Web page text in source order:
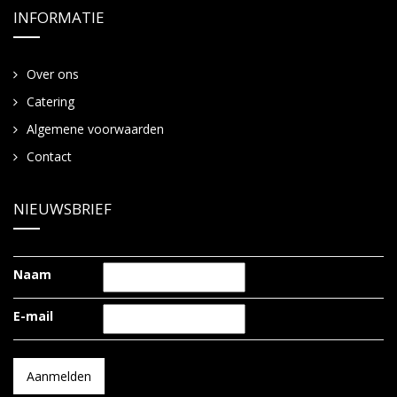
INFORMATIE
Over ons
Catering
Algemene voorwaarden
Contact
NIEUWSBRIEF
Naam
E-mail